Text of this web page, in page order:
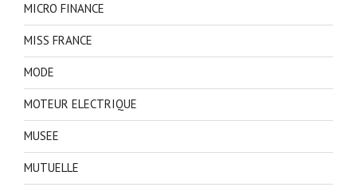
MICRO FINANCE
MISS FRANCE
MODE
MOTEUR ELECTRIQUE
MUSEE
MUTUELLE